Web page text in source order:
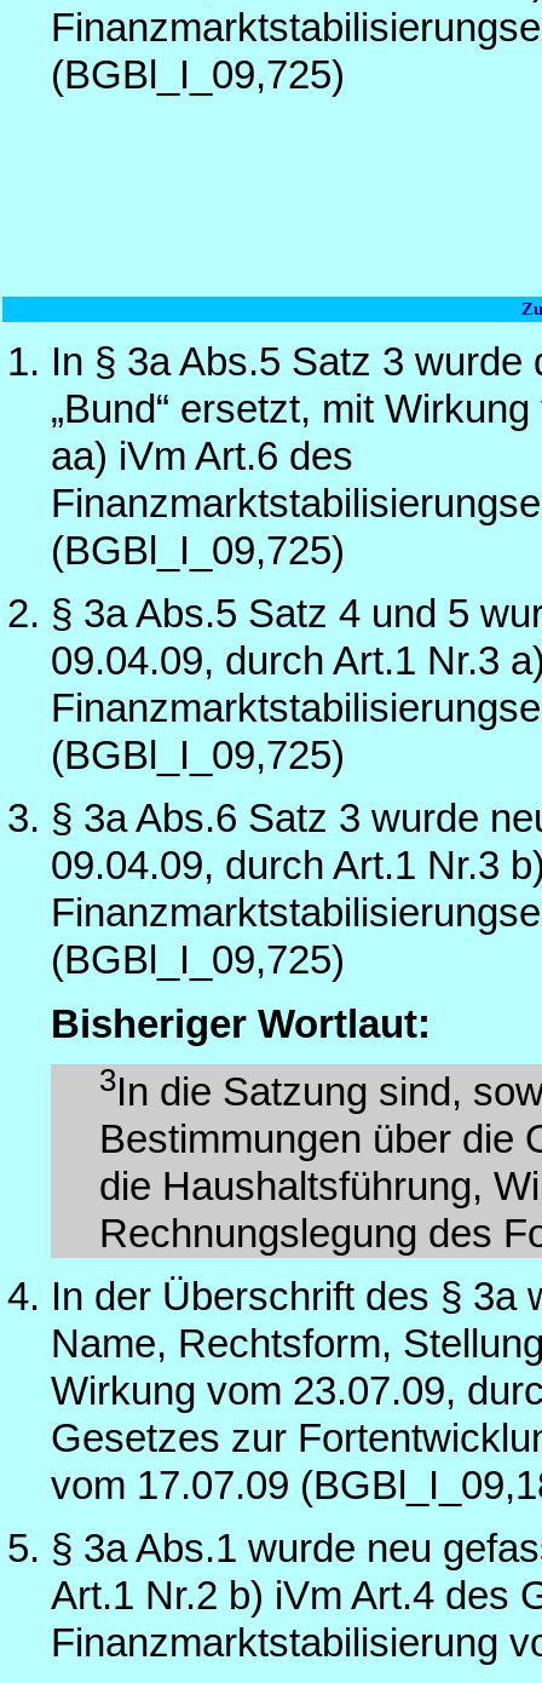
(BGBl_I_09,725)
In § 3a Abs.5 Satz 3 wurde
„Bund“ ersetzt, mit
aa) iVm Art.6 des
(BGBl_I_09,725)
§ 3a Abs.5 Satz 4 und 5
09.04.09, durch Art.1 Nr.3
(BGBl_I_09,725)
§ 3a Abs.6 Satz 3 wurde
09.04.09, durch Art.1 Nr.3
(BGBl_I_09,725)
Bisheriger Wortlaut:
3In die Satzung sind,
Bestimmungen über die
die Haushaltsführung,
Rechnungslegung des
In der Überschrift des § 3a
Name, Rechtsform,
Wirkung vom 23.07.09,
Gesetzes zur
vom 17.07.09
§ 3a Abs.1 wurde neu
Art.1 Nr.2 b) iVm Art.4 des
Finanzmarktstabilisierung